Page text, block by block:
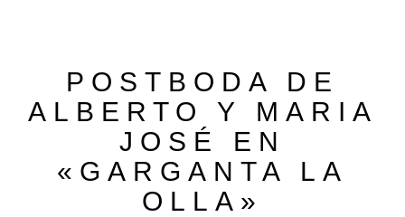
POSTBODA DE
ALBERTO Y MARIA
JOSÉ EN
«GARGANTA LA
OLLA»